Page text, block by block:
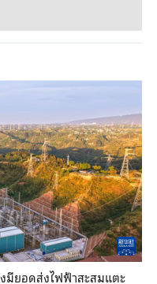
มียอดส่งไฟฟ้าสะสมแตะ